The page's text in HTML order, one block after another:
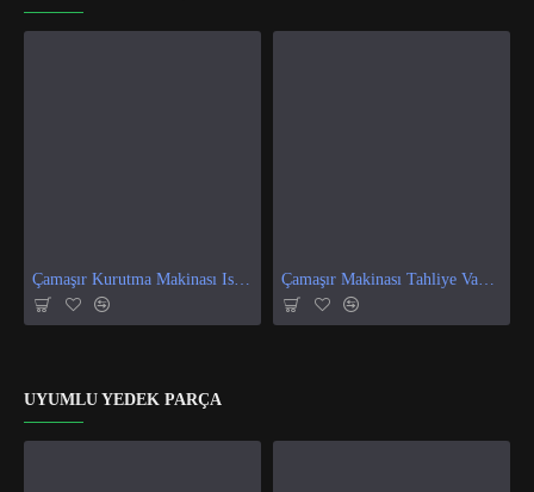
Çamaşır Makinası Tahliye Vanası
UYUMLU YEDEK PARÇA